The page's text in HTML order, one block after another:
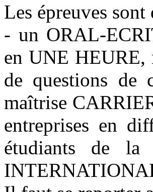
Les épreuves sont
- un ORAL-
en UNE HEURE,
de questions de
maîtrise
entreprises en
étudiants de la